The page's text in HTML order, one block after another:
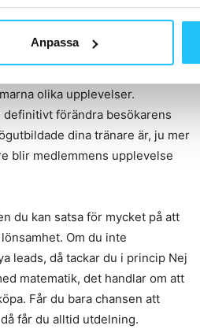
Anpassa
Och bli yteffektiv – du måste
där medlemmarna cirkulerar.
olika upplevelser.
förändra besökarens
dina tränare är, ju mer
blir medlemmens upplevelse
du kan satsa för mycket på att
Om du inte
leads, då tackar du i princip Nej
matematik, det handlar om att
Får du bara chansen att
får du alltid utdelning.